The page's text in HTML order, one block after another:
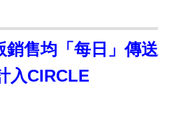
售均「每日」傳送
入CIRCLE